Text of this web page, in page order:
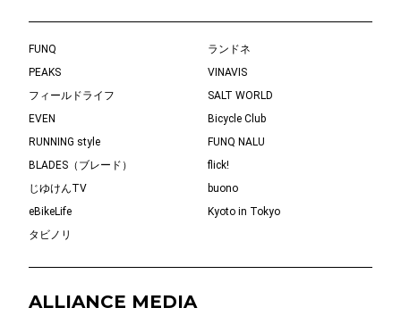
FUNQ
ランドネ
PEAKS
VINAVIS
フィールドライフ
SALT WORLD
EVEN
Bicycle Club
RUNNING style
FUNQ NALU
BLADES（ブレード）
flick!
じゆけんTV
buono
eBikeLife
Kyoto in Tokyo
タビノリ
ALLIANCE MEDIA